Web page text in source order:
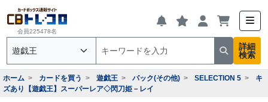
会員225478名
詳細
検索
ホーム カードを買う 遊戯王 パック(その他) SELECTION 5
キ
ズあり【遊戯王】スーパーレア◇閃刀姫－レイ